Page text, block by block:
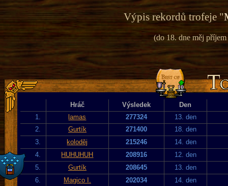
Výpis rekordů trofeje "
(do 18. dne měj
Hráč Výsledek
Den
1.
lamas 277324
13. den
2.
Gurtík 271400
18. den
3.
koloděj 215246
14. den
4.
HUHUHUH 208916
12. den
5.
Gurtík 208645
13. den
6.
Magico I. 202034
14. den